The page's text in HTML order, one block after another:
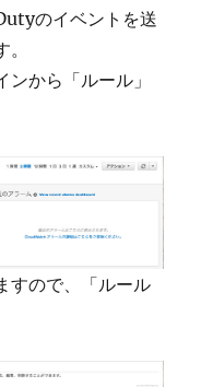
のイベントを送
から「ルール」
すので、「ルール